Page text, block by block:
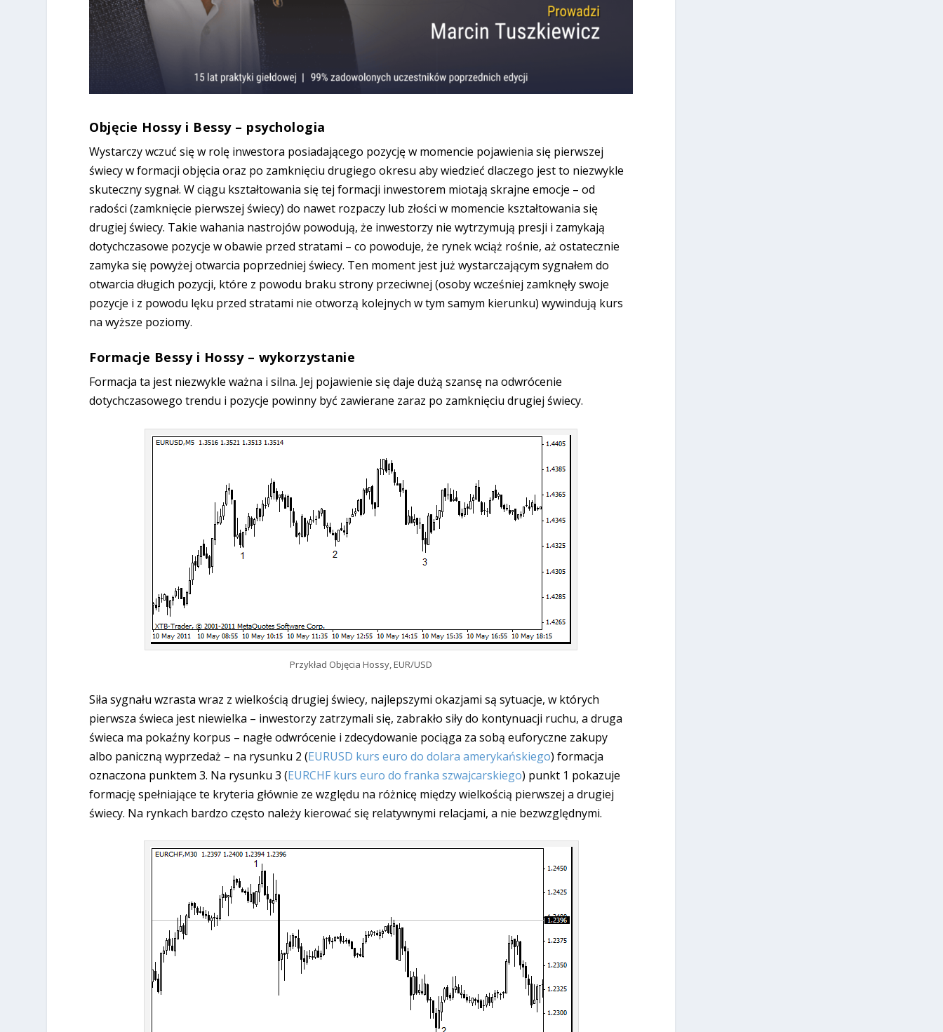
Objęcie Hossy i Bessy – psychologia
Wystarczy wczuć się w rolę inwestora posiadającego pozycję w momencie pojawienia się pierwszej
świecy w formacji objęcia oraz po zamknięciu drugiego okresu aby wiedzieć dlaczego jest to niezwykle
skuteczny sygnał. W ciągu kształtowania się tej formacji inwestorem miotają skrajne emocje – od
radości (zamknięcie pierwszej świecy) do nawet rozpaczy lub złości w momencie kształtowania się
drugiej świecy. Takie wahania nastrojów powodują, że inwestorzy nie wytrzymują presji i zamykają
dotychczasowe pozycje w obawie przed stratami – co powoduje, że rynek wciąż rośnie, aż ostatecznie
zamyka się powyżej otwarcia poprzedniej świecy. Ten moment jest już wystarczającym sygnałem do
otwarcia długich pozycji, które z powodu braku strony przeciwnej (osoby wcześniej zamknęły swoje
pozycje i z powodu lęku przed stratami nie otworzą kolejnych w tym samym kierunku) wywindują kurs
na wyższe poziomy.
Formacje Bessy i Hossy – wykorzystanie
Formacja ta jest niezwykle ważna i silna. Jej pojawienie się daje dużą szansę na odwrócenie
dotychczasowego trendu i pozycje powinny być zawierane zaraz po zamknięciu drugiej świecy.
Przykład Objęcia Hossy, EUR/USD
Siła sygnału wzrasta wraz z wielkością drugiej świecy, najlepszymi okazjami są sytuacje, w których
pierwsza świeca jest niewielka – inwestorzy zatrzymali się, zabrakło siły do kontynuacji ruchu, a druga
świeca ma pokaźny korpus – nagłe odwrócenie i zdecydowanie pociąga za sobą euforyczne zakupy
albo paniczną wyprzedaż – na rysunku 2 (EURUSD kurs euro do dolara amerykańskiego) formacja
oznaczona punktem 3. Na rysunku 3 (EURCHF kurs euro do franka szwajcarskiego) punkt 1 pokazuje
formację spełniające te kryteria głównie ze względu na różnicę między wielkością pierwszej a drugiej
świecy. Na rynkach bardzo często należy kierować się relatywnymi relacjami, a nie bezwzględnymi.